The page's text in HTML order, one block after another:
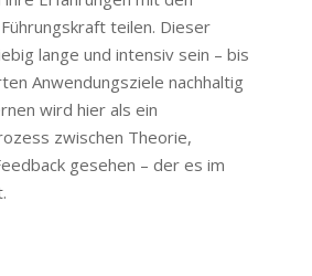
teilen. Dieser
lange und intensiv sein – bis
Anwendungsziele nachhaltig
wird hier als ein
zwischen Theorie,
gesehen – der es im